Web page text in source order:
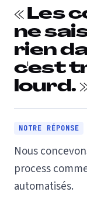
« Les
ne
rien
c'est
lourd.
NOTRE RÉPONSE
Nous
process
automatisés.